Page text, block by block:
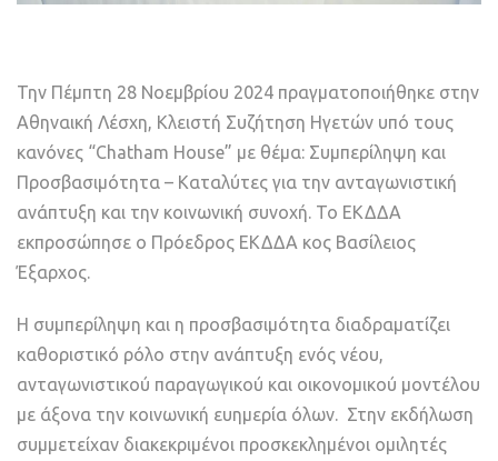
Την Πέμπτη 28 Νοεμβρίου 2024 πραγματοποιήθηκε στην
Αθηναική Λέσχη, Κλειστή Συζήτηση Ηγετών υπό τους
κανόνες “Chatham House” με θέμα: Συμπερίληψη και
Προσβασιμότητα – Καταλύτες για την ανταγωνιστική
ανάπτυξη και την κοινωνική συνοχή. Το ΕΚΔΔΑ
εκπροσώπησε ο Πρόεδρος ΕΚΔΔΑ κος Βασίλειος
Έξαρχος.
Η συμπερίληψη και η προσβασιμότητα διαδραματίζει
καθοριστικό ρόλο στην ανάπτυξη ενός νέου,
ανταγωνιστικού παραγωγικού και οικονομικού μοντέλου
με άξονα την κοινωνική ευημερία όλων. Στην εκδήλωση
συμμετείχαν διακεκριμένοι προσκεκλημένοι ομιλητές